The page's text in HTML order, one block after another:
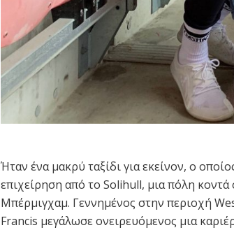
Ήταν ένα μακρύ ταξίδι για εκείνον, ο
επιχείρηση από το Solihull, μια πόλη
Μπέρμιγχαμ. Γεννημένος στην περιοχή
Francis μεγάλωσε ονειρευόμενος μια